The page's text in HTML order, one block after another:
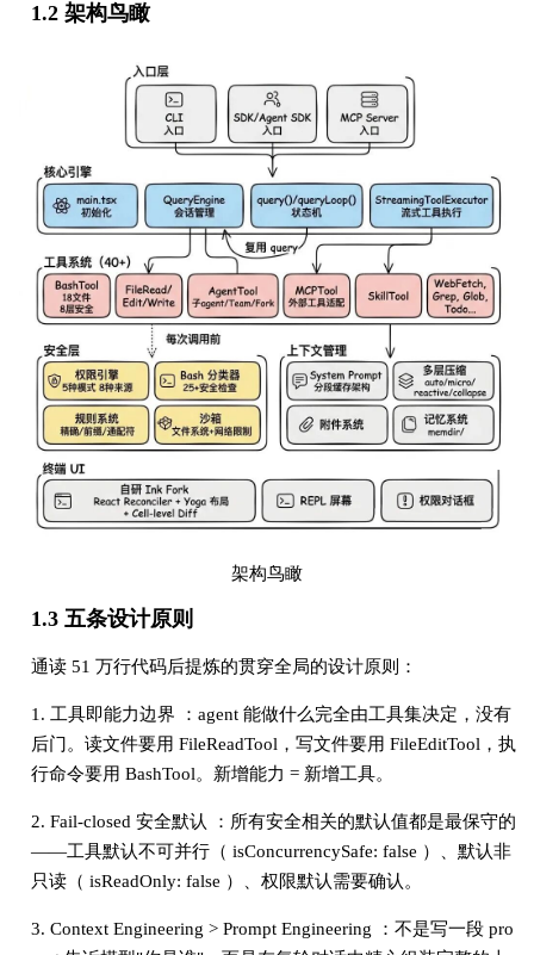
1.2 架构鸟瞰
架构鸟瞰
1.3 五条设计原则
通读 51 万行代码后提炼的贯穿全局的设计原则：
1. 工具即能力边界 ：agent 能做什么完全由工具集决定，没有
后门。读文件要用 FileReadTool，写文件要用 FileEditTool，执
行命令要用 BashTool。新增能力 = 新增工具。
2. Fail-closed 安全默认 ：所有安全相关的默认值都是最保守的
——工具默认不可并行（ isConcurrencySafe: false ）、默认非
只读（ isReadOnly: false ）、权限默认需要确认。
3. Context Engineering > Prompt Engineering ：不是写一段 pro